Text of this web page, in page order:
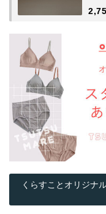
くらすことオリジナ